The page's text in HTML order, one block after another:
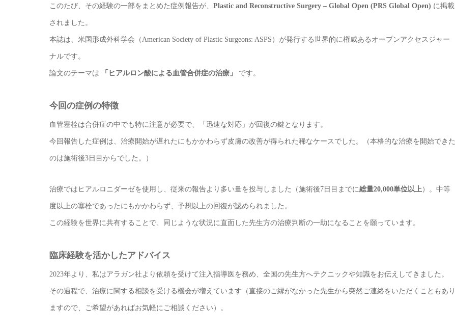
このたび、その経験の一部をまとめた症例報告が、 Plastic and Reconstructive Surgery – Global Open (PRS Global Open) に掲載
されました。
本誌は、米国形成外科学会（American Society of Plastic Surgeons: ASPS）が発行する世界的に権威あるオープンアクセスジャー
ナルです。
論文のテーマは 「ヒアルロン酸による血管合併症の治療」 です。
今回の症例の特徴
血管塞栓は合併症の中でも特に注意が必要で、「迅速な対応」が回復の鍵となります。
今回報告した症例は、治療開始が遅れたにもかかわらず皮膚の改善が得られた稀なケースでした。（本格的な治療を開始できた
のは施術後3日目からでした。）
治療ではヒアルロニダーゼを使用し、従来の報告より多い量を投与しました（施術後7日目までに総量20,000単位以上 ）。中等
度以上の塞栓であったにもかかわらず、予想以上の回復が認められました。
この経験を世界に共有することで、同じような状況に直面した先生方の治療判断の一助になることを願っています。
臨床経験を活かしたアドバイス
2023年より、私はアラガン社より依頼を受けて注入指導医を務め、全国の先生方へテクニックや知識をお伝えしてきました。
その過程で、治療に関する相談を受ける機会が増えています（直接のご縁がなかった先生から突然ご連絡をいただくこともあり
ますので、ご希望があればお気軽にご相談ください）。